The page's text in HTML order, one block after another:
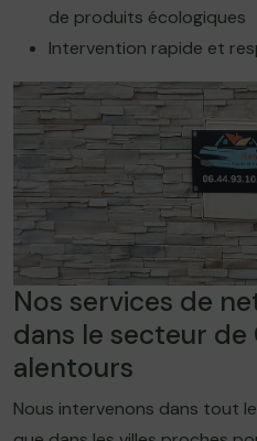
de produits écologiques
Intervention rapide et
Nos services de
dans le secteur de
alentours
Nous intervenons dans tout